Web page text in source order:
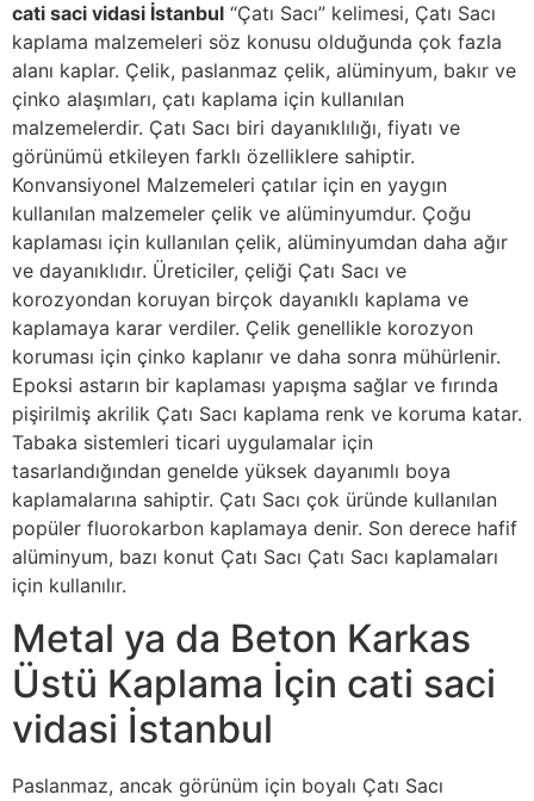
cati saci vidasi İstanbul “Çatı Sacı” kelimesi, Çatı Sacı
kaplama malzemeleri söz konusu olduğunda çok fazla
alanı kaplar. Çelik, paslanmaz çelik, alüminyum, bakır ve
çinko alaşımları, çatı kaplama için kullanılan
malzemelerdir. Çatı Sacı biri dayanıklılığı, fiyatı ve
görünümü etkileyen farklı özelliklere sahiptir.
Konvansiyonel Malzemeleri çatılar için en yaygın
kullanılan malzemeler çelik ve alüminyumdur. Çoğu
kaplaması için kullanılan çelik, alüminyumdan daha ağır
ve dayanıklıdır. Üreticiler, çeliği Çatı Sacı ve
korozyondan koruyan birçok dayanıklı kaplama ve
kaplamaya karar verdiler. Çelik genellikle korozyon
koruması için çinko kaplanır ve daha sonra mühürlenir.
Epoksi astarın bir kaplaması yapışma sağlar ve fırında
pişirilmiş akrilik Çatı Sacı kaplama renk ve koruma katar.
Tabaka sistemleri ticari uygulamalar için
tasarlandığından genelde yüksek dayanımlı boya
kaplamalarına sahiptir. Çatı Sacı çok üründe kullanılan
popüler fluorokarbon kaplamaya denir. Son derece hafif
alüminyum, bazı konut Çatı Sacı Çatı Sacı kaplamaları
için kullanılır.
Metal ya da Beton Karkas
Üstü Kaplama İçin cati saci
vidasi İstanbul
Paslanmaz, ancak görünüm için boyalı Çatı Sacı